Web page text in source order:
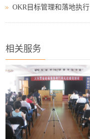
OKR目标管理和落地执行
相关服务